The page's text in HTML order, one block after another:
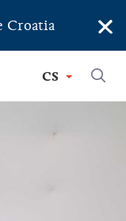
Croatia ×
CS